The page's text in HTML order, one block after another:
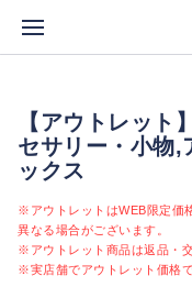
【アウトレット
セサリー・小物,
ックス
※アウトレットはWEB限定価
異なる場合がございます。
※アウトレット商品は返品・
※実店舗でアウトレット価格